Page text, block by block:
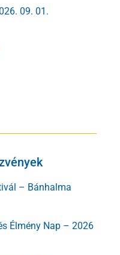
09. 01.
– Bánhalma
Élmény Nap – 2026